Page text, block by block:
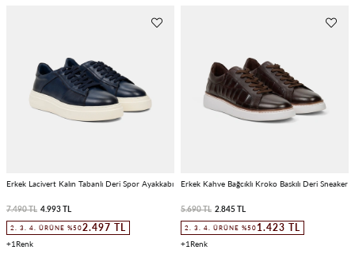
Erkek Lacivert Kalın Tabanlı Deri Spor Ayakkabı
4.993 TL
7.490 TL
2. 3. 4. ÜRÜNE %502.497 TL
1
Erkek Kahve Bağcıklı Kroko Baskılı Deri Sneaker
2.845 TL
5.690 TL
2. 3. 4. ÜRÜNE %50 1.423 TL
1